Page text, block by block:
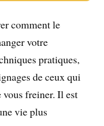
comment le
votre
pratiques,
de ceux qui
vous freiner. Il est
vie plus